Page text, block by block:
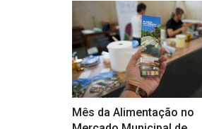
Mês da Alimentação no